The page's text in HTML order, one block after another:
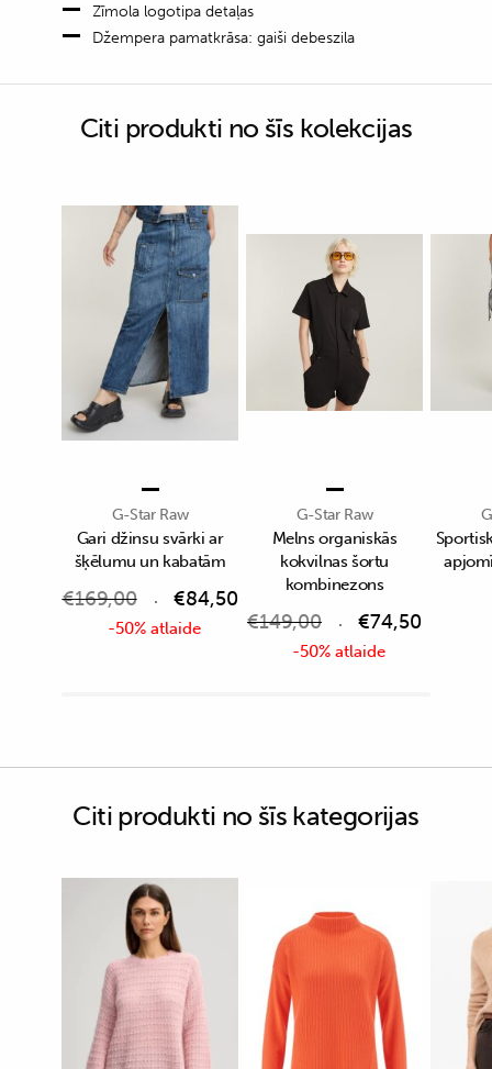
Zīmola logotipa detaļas
Džempera pamatkrāsa: gaiši debeszila
Citi produkti no šīs kolekcijas
G-Star Raw
Gari džinsu svārki ar
šķēlumu un kabatām
€169,00 €84,50
-50% atlaide
G-Star Raw
Melns organiskās
kokvilnas šortu
kombinezons
€149,00 €74,50
-50% atlaide
Citi produkti no šīs kategorijas